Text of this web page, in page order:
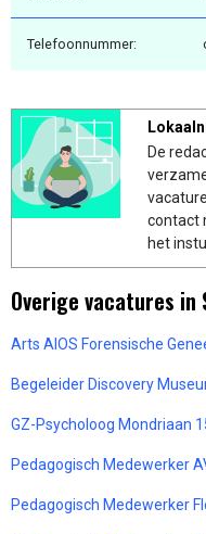
Telefoonnummer:
De
contact
het
Overige vacatures in
Arts AIOS Forensische
Begeleider Discovery
GZ-Psycholoog Mondriaan
Pedagogisch Medewerker
Pedagogisch Medewerker